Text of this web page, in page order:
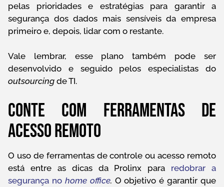
pelas prioridades e estratégias para garantir a
segurança dos dados mais sensíveis da empresa
primeiro e, depois, lidar com o restante.
Vale lembrar, esse plano também pode ser
desenvolvido e seguido pelos especialistas do
outsourcing de TI.
Conte com ferramentas de
acesso remoto
O uso de ferramentas de controle ou acesso remoto
está entre as dicas da Prolinx para redobrar a
segurança no home office. O objetivo é garantir que